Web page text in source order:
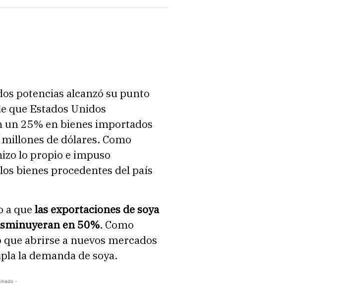
potencias alcanzó su punto
que Estados Unidos
un 25% en bienes importados
de dólares. Como
lo propio e impuso
bienes procedentes del país
a que las exportaciones de soya
en 50%. Como
abrirse a nuevos mercados
la demanda de soya.
-